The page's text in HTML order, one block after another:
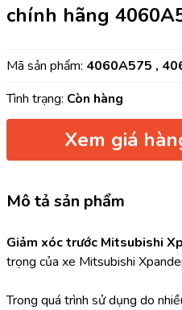
chính hãng
Mã sản phẩm: 4060A575 ,
Tình trạng: Còn hàng
Xem giá
Mô tả sản phẩm
Giảm xóc trước Mitsubishi
trọng của xe Mitsubishi
Trong quá trình sử dụng do